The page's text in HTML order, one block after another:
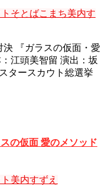
そとばこまち美内す
決 『ガラスの仮面・愛
江頭美智留 演出：坂
タースカウト総選挙
の仮面 愛のメソッド
美内すずえ